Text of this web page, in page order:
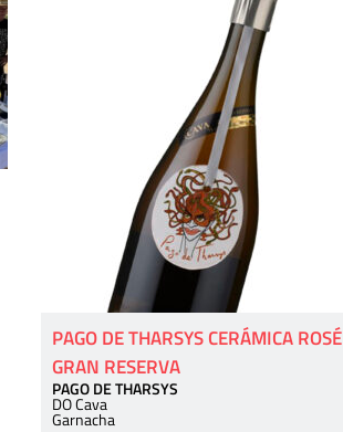
PAGO DE THARSYS CERÁMICA ROSÉ
GRAN RESERVA
PAGO DE THARSYS
DO Cava
Garnacha